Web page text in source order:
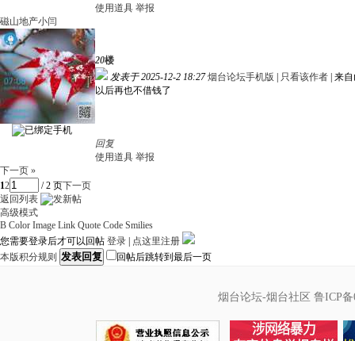
使用道具 举报
磁山地产小闫
20楼
发表于 2025-12-2 18:27 烟台论坛手机版 只看该作者 来
以后再也不借钱了
回复
使用道具 举报
下一页 »
12 / 2 页下一页
返回列表
高级模式
B Color Image Link Quote Code Smilies
您需要登录后才可以回帖 登录
点这里注册
本版积分规则 发表回复 回帖后跳转到最后一页
烟台论坛-烟台社区 鲁ICP备